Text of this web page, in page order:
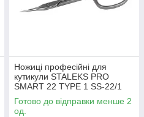
Ножиці професійні для
кутикули STALEKS PRO
SMART 22 TYPE 1 SS-22/1
манікюрні ножиці для нігтів
Готово до відправки менше 2
од.